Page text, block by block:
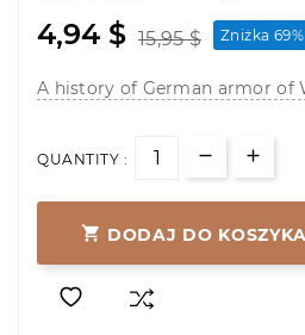
4,94 $ 15,95 $ Zniżka 69%
A history of German armor of
QUANTITY :
 DODAJ DO KOSZYKA